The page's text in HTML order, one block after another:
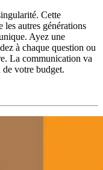
Cette
autres générations
Ayez une
à chaque question ou
La communication va
votre budget.